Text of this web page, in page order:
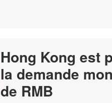
Hong Kong est
la demande
de RMB